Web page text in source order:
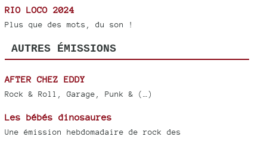
RIO LOCO 2024
Plus que des mots, du son !
AUTRES ÉMISSIONS
AFTER CHEZ EDDY
Rock & Roll, Garage, Punk & (…)
Les bébés dinosaures
Une émission hebdomadaire de rock des